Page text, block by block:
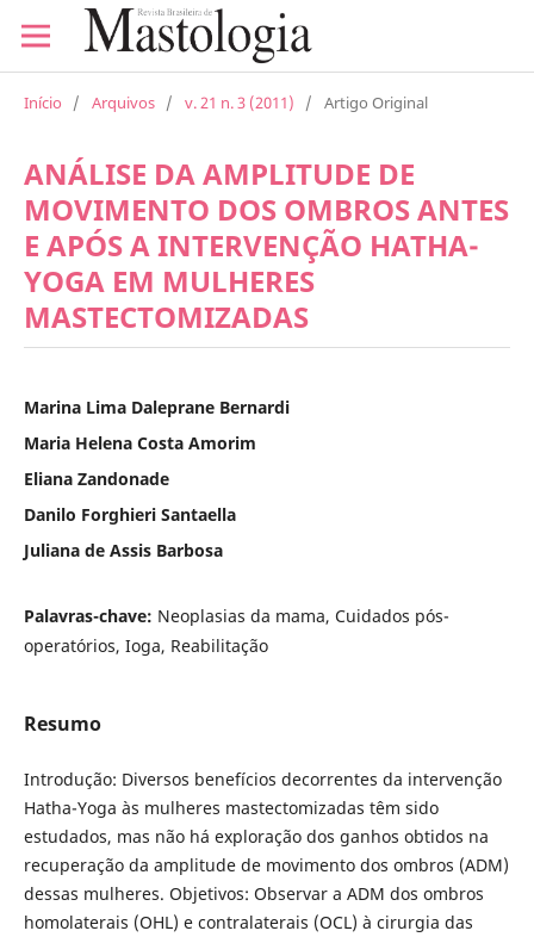
Início / Arquivos / v. 21 n. 3 (2011) / Artigo Original
ANÁLISE DA AMPLITUDE DE
MOVIMENTO DOS OMBROS ANTES
E APÓS A INTERVENÇÃO HATHA-
YOGA EM MULHERES
MASTECTOMIZADAS
Marina Lima Daleprane Bernardi
Maria Helena Costa Amorim
Eliana Zandonade
Danilo Forghieri Santaella
Juliana de Assis Barbosa
Palavras-chave: Neoplasias da mama, Cuidados pós-
operatórios, Ioga, Reabilitação
Resumo
Introdução: Diversos benefícios decorrentes da intervenção
Hatha-Yoga às mulheres mastectomizadas têm sido
estudados, mas não há exploração dos ganhos obtidos na
recuperação da amplitude de movimento dos ombros (ADM)
dessas mulheres. Objetivos: Observar a ADM dos ombros
homolaterais (OHL) e contralaterais (OCL) à cirurgia das